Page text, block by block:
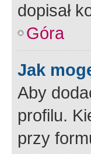
dopisał
Góra
Jak
Aby
profilu.
przy